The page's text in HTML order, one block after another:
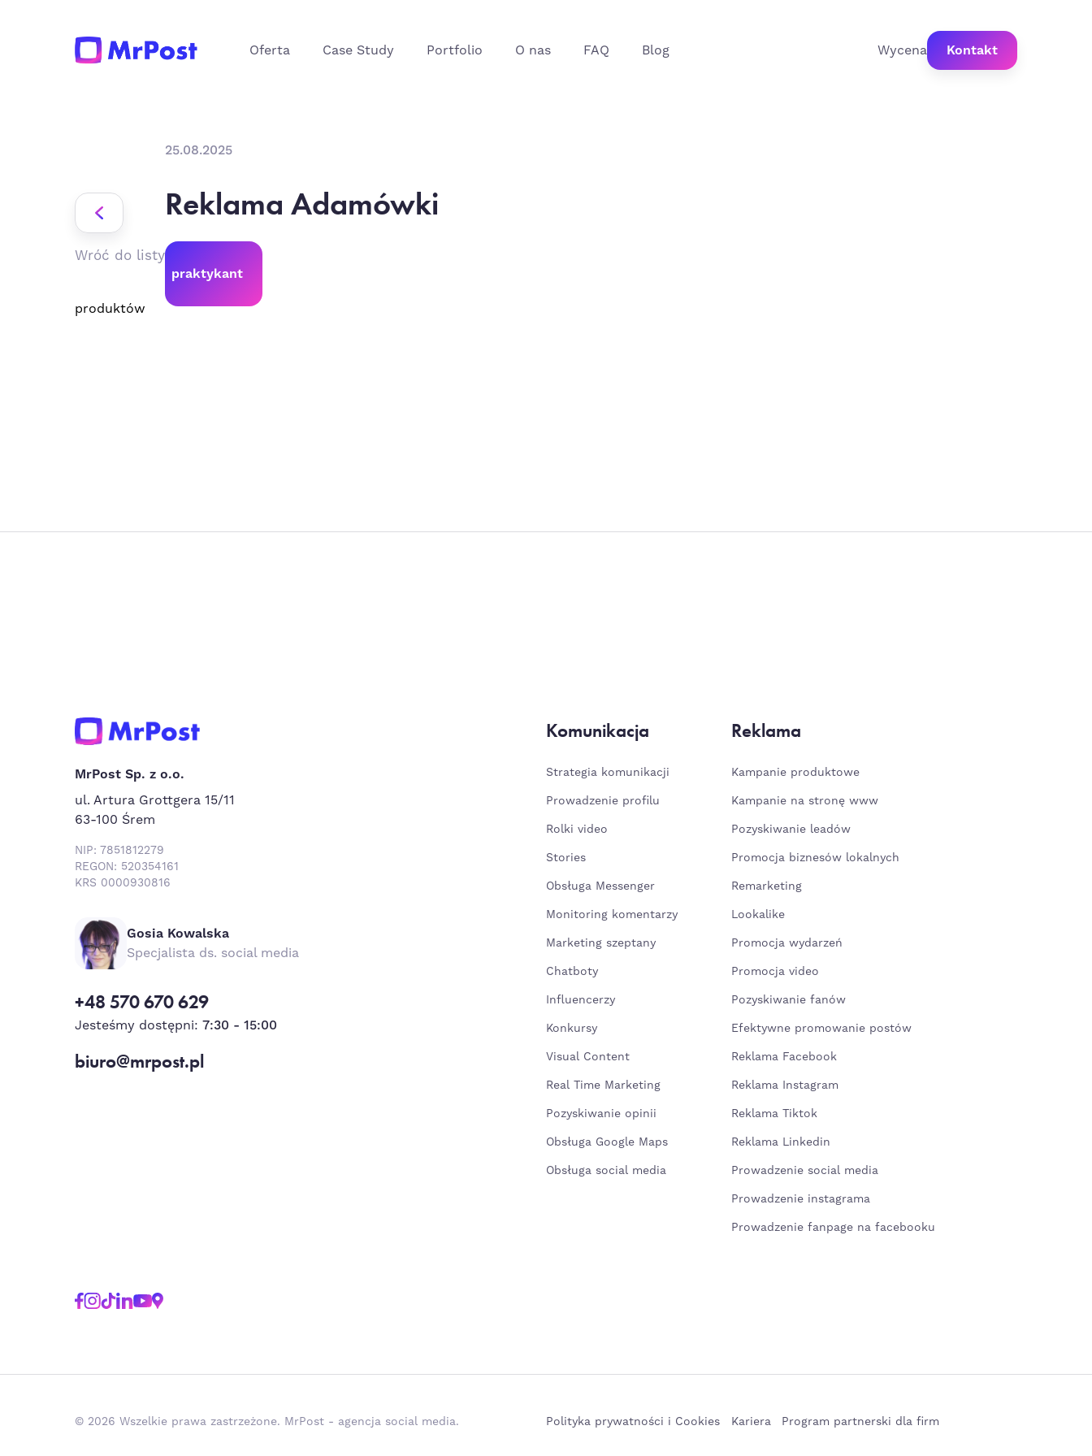
Oferta Case Study Portfolio O nas FAQ Blog Wycena Kontakt
Wróć do listy
produktów
25.08.2025
Reklama Adamówki
praktykant
MrPost Sp. z o.o.
ul. Artura Grottgera 15/11
63-100 Śrem
NIP: 7851812279
REGON: 520354161
KRS 0000930816
Gosia Kowalska
Specjalista ds. social media
+48 570 670 629
Jesteśmy dostępni: 7:30 - 15:00
biuro@mrpost.pl
Komunikacja
Strategia komunikacji
Prowadzenie profilu
Rolki video
Stories
Obsługa Messenger
Monitoring komentarzy
Marketing szeptany
Chatboty
Influencerzy
Konkursy
Visual Content
Real Time Marketing
Pozyskiwanie opinii
Obsługa Google Maps
Obsługa social media
Reklama
Kampanie produktowe
Kampanie na stronę www
Pozyskiwanie leadów
Promocja biznesów lokalnych
Remarketing
Lookalike
Promocja wydarzeń
Promocja video
Pozyskiwanie fanów
Efektywne promowanie postów
Reklama Facebook
Reklama Instagram
Reklama Tiktok
Reklama Linkedin
Prowadzenie social media
Prowadzenie instagrama
Prowadzenie fanpage na facebooku
© 2026 Wszelkie prawa zastrzeżone. MrPost - agencja social media. Polityka prywatności i Cookies Kariera Program partnerski dla firm